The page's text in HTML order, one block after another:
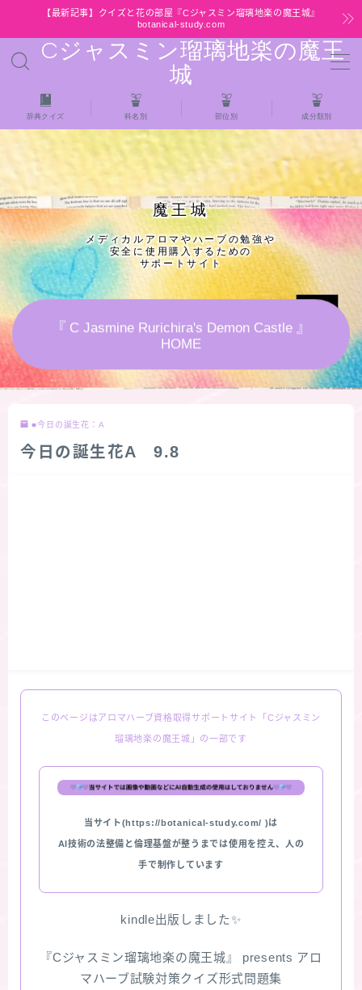
【最新記事】クイズと花の部屋『Cジャスミン瑠璃地楽の魔王城』
botanical-study.com
Cジャスミン瑠璃地楽の魔王
城
MENU
HOME
【最新】クイズと花の部屋
★全種/アロマハーブスパイス基材 プチ辞典ク
イズ＆プチ辞典
★アロマ検定＋αクイズ
★アロマハーブ傾向チェック
秘密部屋
★スペシャルアロマハーブ４択クイズ (kindle出
FAQ
お問い合わせ
辞典クイズ 科名別 部位別 成分類別
魔王城
メディカルアロマやハーブの勉強や
安全に使用購入するための
サポートサイト
『 C Jasmine Rurichira's Demon Castle 』
HOME
■今日の誕生花：A
今日の誕生花A 9.8
このページはアロマハーブ資格取得サポートサイト「Cジャスミン
瑠璃地楽の魔王城」の一部です
当サイト(https://botanical-study.com/ )は
AI技術の法整備と倫理基盤が整うまでは使用を控え、人の
手で制作しています
kindle出版しました✨
『Cジャスミン瑠璃地楽の魔王城』 presents アロ
マハーブ試験対策クイズ形式問題集